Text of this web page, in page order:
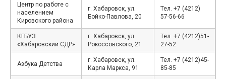
Центр по работе с
населением
Кировского района
г. Хабаровск, ул.
Бойко-Павлова, 20
Тел. +7 (4212)
57-56-66
КГБУЗ
«Хабаровский СДР»
г. Хабаровск, ул.
Рокоссовского, 21
Тел. +7 (4212)51-
27-52
Азбука Детства
г. Хабаровск, ул.
Карла Маркса, 91
Тел. +7 (4212)45-
85-85